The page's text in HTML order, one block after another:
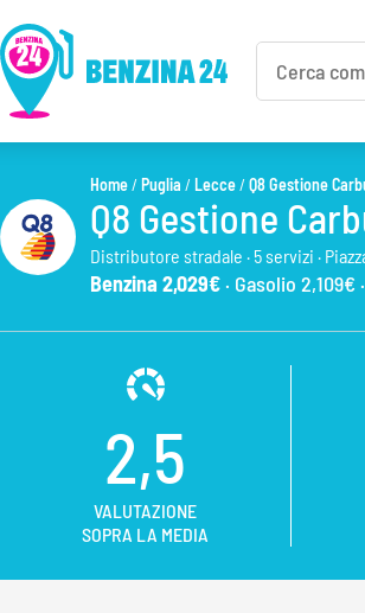
Home/ Puglia / Lecce/ Q8 Gestione
Q8 Gestione
Distributore stradale · 5 servizi ·
Benzina 2,029€· Gasolio 2,109€ ·
2,5
VALUTAZIONE
SOPRA LA MEDIA